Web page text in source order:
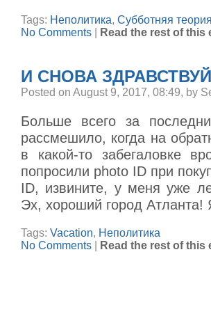
Tags: Неполитика, Субботняя
No Comments
Read the rest of this
И СНОВА
Posted on August 9, 2017, 08:49, by
Больше всего за
рассмешило, когда на
в какой-то забегаловке
попросили photo ID при
ID, извините, у меня уже
Эх, хороший город
Tags: Vacation, Неполитика
No Comments
Read the rest of this